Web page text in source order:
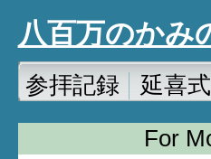
八百万のかみ
参拝記録 延喜
For